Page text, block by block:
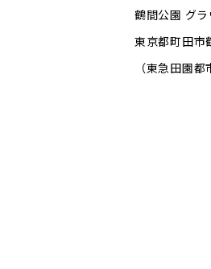
鶴間公園 グラ
東京都町田市
（東急田園